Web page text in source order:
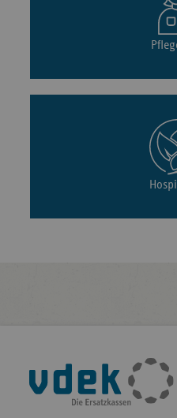
Fußleisten-
Navigation